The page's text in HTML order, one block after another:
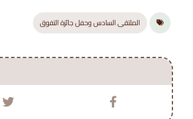
الملتقى السادس وحفل جائزة التفوق